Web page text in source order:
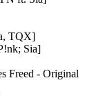
TQX]
Sia]
Freed - Original